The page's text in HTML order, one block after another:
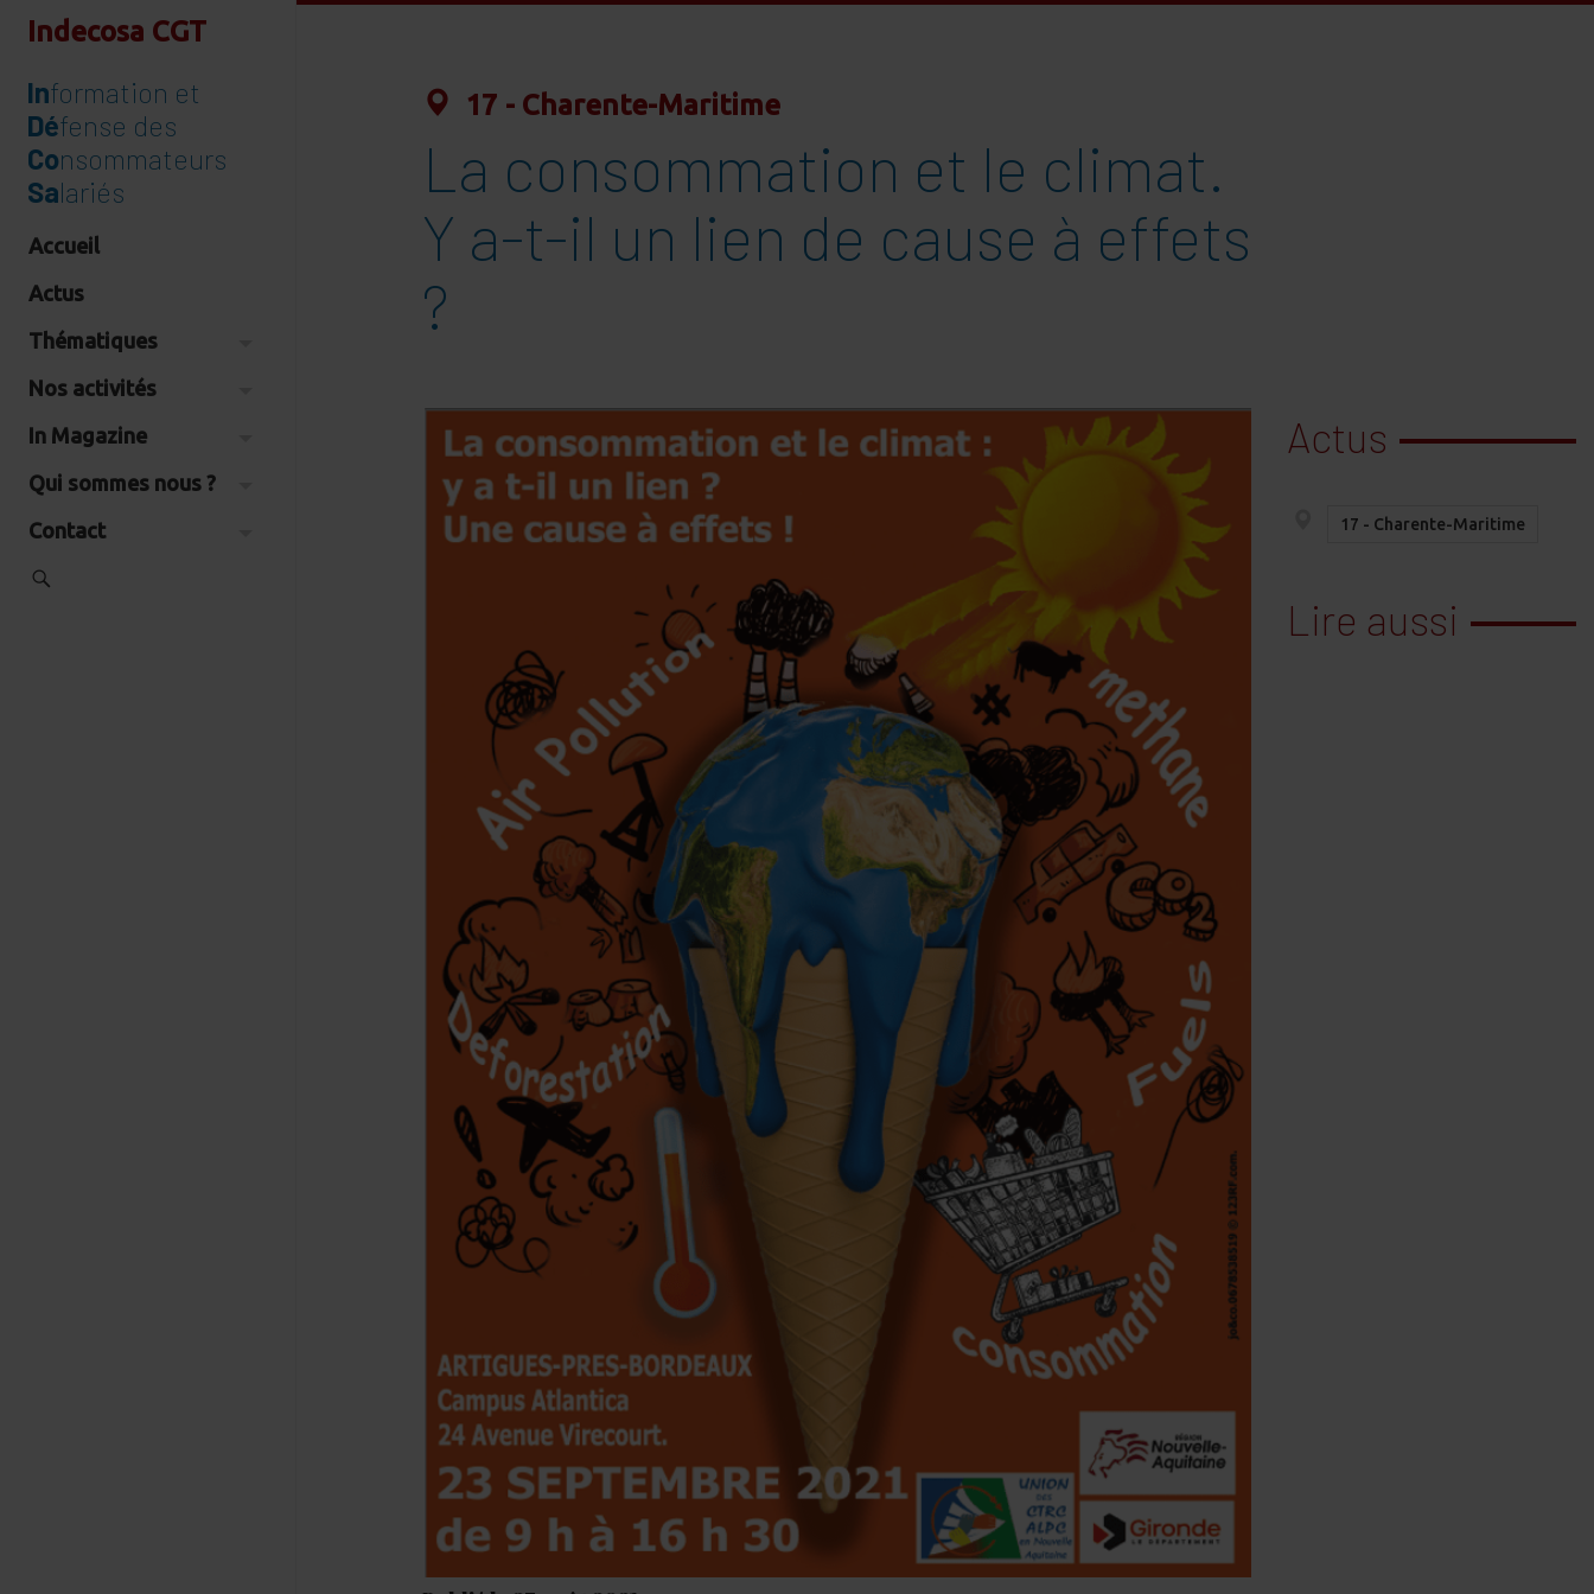
Indecosa CGT
Information et
Défense des
Consommateurs
Salariés
Accueil
Actus
Thématiques
Nos activités
In Magazine
Qui sommes nous ?
Contact
17 - Charente-Maritime
La consommation et le climat.
Y a-t-il un lien de cause à effets
?
Actus
17 - Charente-Maritime
Lire aussi